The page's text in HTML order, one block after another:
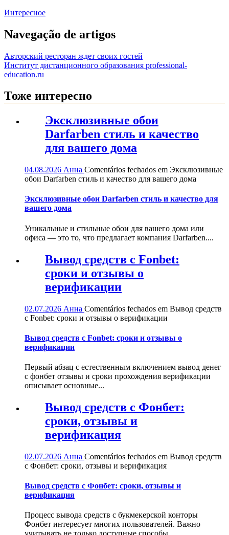
Интересное
Navegação de artigos
Авторский ресторан ждет своих гостей
Институт дистанционного образования professional-
education.ru
Тоже интересно
Эксклюзивные обои
Darfarben стиль и качество
для вашего дома
04.08.2026 Анна Comentários fechados em Эксклюзивные
обои Darfarben стиль и качество для вашего дома
Эксклюзивные обои Darfarben стиль и качество для
вашего дома
Уникальные и стильные обои для вашего дома или
офиса — это то, что предлагает компания Darfarben....
Вывод средств с Fonbet:
сроки и отзывы о
верификации
02.07.2026 Анна Comentários fechados em Вывод средств
с Fonbet: сроки и отзывы о верификации
Вывод средств с Fonbet: сроки и отзывы о
верификации
Первый абзац с естественным включением вывод денег
с фонбет отзывы и сроки прохождения верификации
описывает основные...
Вывод средств с Фонбет:
сроки, отзывы и
верификация
02.07.2026 Анна Comentários fechados em Вывод средств
с Фонбет: сроки, отзывы и верификация
Вывод средств с Фонбет: сроки, отзывы и
верификация
Процесс вывода средств с букмекерской конторы
Фонбет интересует многих пользователей. Важно